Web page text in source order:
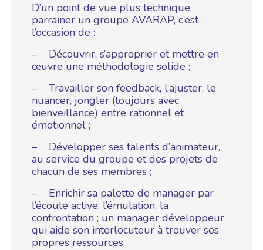
D’un point de vue plus technique,
parrainer un groupe AVARAP, c’est
l’occasion de :
– Découvrir, s’approprier et mettre en
œuvre une méthodologie solide ;
– Travailler son feedback, l’ajuster, le
nuancer, jongler (toujours avec
bienveillance) entre rationnel et
émotionnel ;
– Développer ses talents d’animateur,
au service du groupe et des projets de
chacun de ses membres ;
– Enrichir sa palette de manager par
l’écoute active, l’émulation, la
confrontation ; un manager développeur
qui aide son interlocuteur à trouver ses
propres ressources.